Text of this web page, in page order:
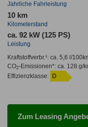
Jahrliche Fahrleistung
10 km
Kilometerstand
ca. 92 kW (125 PS)
Leistung
Kraftstoffverbr.¹: ca. 5,6 l/
CO2-Emissionen*: ca. 128 g/
Effizienzklasse: D
Zum Leasing